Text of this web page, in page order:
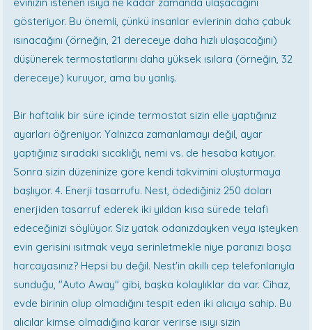
evinizin istenen ısıya ne kadar zamanda ulaşacağını
gösteriyor. Bu önemli, çünkü insanlar evlerinin daha çabuk
ısınacağını (örneğin, 21 dereceye daha hızlı ulaşacağını)
düşünerek termostatlarını daha yüksek ısılara (örneğin, 32
dereceye) kuruyor, ama bu yanlış.
Bir haftalık bir süre içinde termostat sizin elle yaptığınız
ayarları öğreniyor. Yalnızca zamanlamayı değil, ayar
yaptığınız sıradaki sıcaklığı, nemi vs. de hesaba katıyor.
Sonra sizin düzeninize göre kendi takvimini oluşturmaya
başlıyor. 4. Enerji tasarrufu. Nest, ödediğiniz 250 doları
enerjiden tasarruf ederek iki yıldan kısa sürede telafi
edeceğinizi söylüyor. Siz yatak odanızdayken veya işteyken
evin gerisini ısıtmak veya serinletmekle niye paranızı boşa
harcayasınız? Hepsi bu değil. Nest'in akıllı cep telefonlarıyla
sunduğu, "Auto Away" gibi, başka kolaylıklar da var. Cihaz,
evde birinin olup olmadığını tespit eden iki alıcıya sahip. Bu
alıcılar kimse olmadığına karar verirse ısıyı sizin